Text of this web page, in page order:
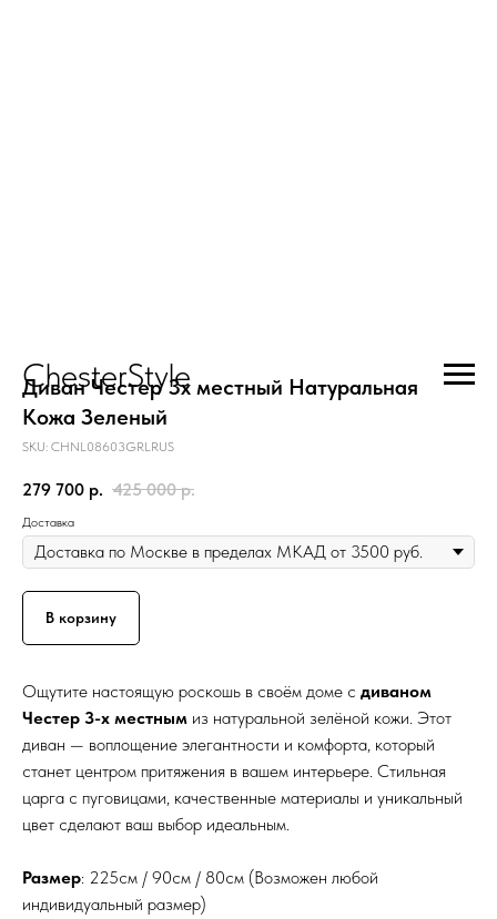
ChesterStyle
Диван Честер 3х местный Натуральная
Кожа Зеленый
SKU: CHNL08603GRLRUS
279 700 р. 425 000 р.
Доставка
В корзину
Ощутите настоящую роскошь в своём доме с диваном
Честер 3-х местным из натуральной зелёной кожи. Этот
диван — воплощение элегантности и комфорта, который
станет центром притяжения в вашем интерьере. Стильная
царга с пуговицами, качественные материалы и уникальный
цвет сделают ваш выбор идеальным.
Размер: 225см / 90см / 80см (Возможен любой
индивидуальный размер)